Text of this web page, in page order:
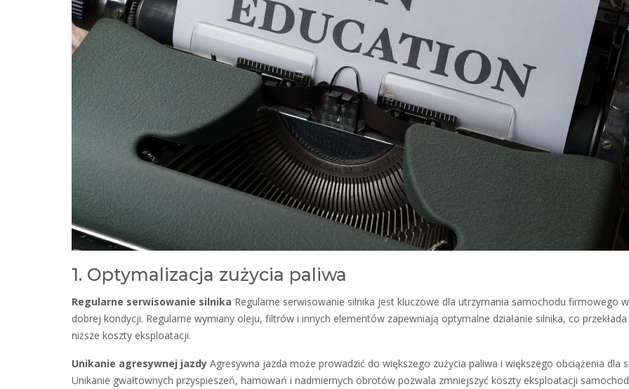
1. Optymalizacja zużycia paliwa
Regularne serwisowanie silnika Regularne serwisowanie silnika jest kluczowe dla utrzymania samochodu firmowego w
dobrej kondycji. Regularne wymiany oleju, filtrów i innych elementów zapewniają optymalne działanie silnika, co przekłada
niższe koszty eksploatacji.
Unikanie agresywnej jazdy Agresywna jazda może prowadzić do większego zużycia paliwa i większego obciążenia dla
Unikanie gwałtownych przyspieszeń, hamowań i nadmiernych obrotów pozwala zmniejszyć koszty eksploatacji